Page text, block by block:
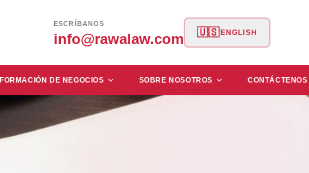
ESCRÍBANOS
info@rawalaw.com 🇺🇸 ENGLISH
FORMACIÓN DE NEGOCIOS SOBRE NOSOTROS CONTÁCTENOS